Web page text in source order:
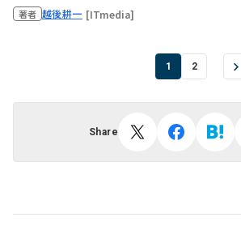
著者 越後耕一 [ITmedia]
1 2
Share